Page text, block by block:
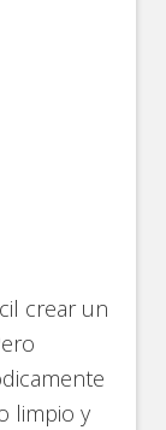
crear un
limpio y